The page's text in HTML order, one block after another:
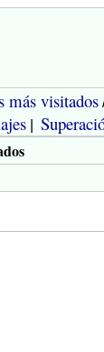
más visitados
|